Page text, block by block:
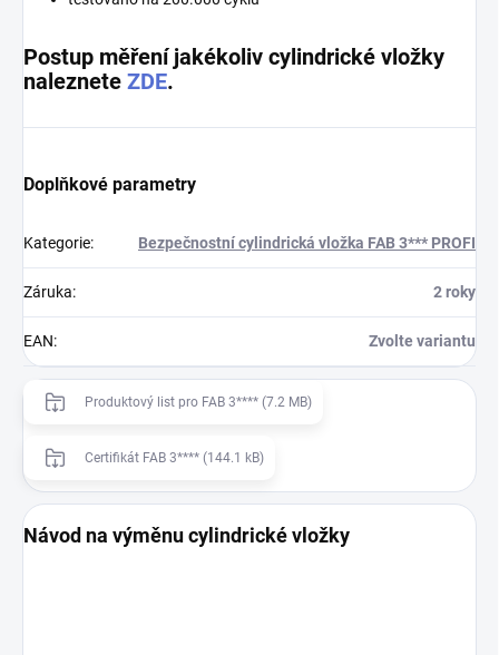
Postup měření jakékoliv cylindrické vložky
naleznete ZDE.
Doplňkové parametry
Kategorie: Bezpečnostní cylindrická vložka FAB 3*** PROFI
Záruka: 2 roky
EAN: Zvolte variantu
Produktový list pro FAB 3**** (7.2 MB)
Certifikát FAB 3**** (144.1 kB)
Návod na výměnu cylindrické vložky